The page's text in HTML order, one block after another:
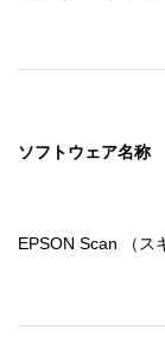
ソフトウェア名称
EPSON Scan （ス